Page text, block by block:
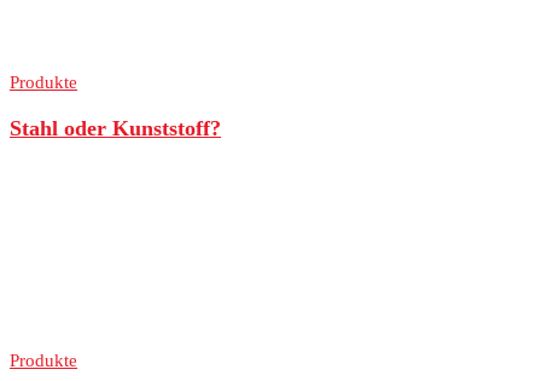
Produkte
Stahl oder Kunststoff?
Produkte